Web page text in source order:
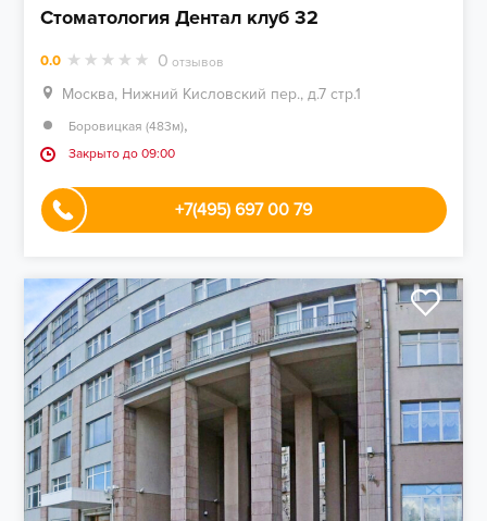
Стоматология Дентал клуб 32
0.0 0 отзывов
Москва, Нижний Кисловский пер., д.7 стр.1
Боровицкая (483м),
Закрыто до 09:00
+7(495) 697 00 79